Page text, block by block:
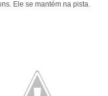
Ele se mantém na pista.